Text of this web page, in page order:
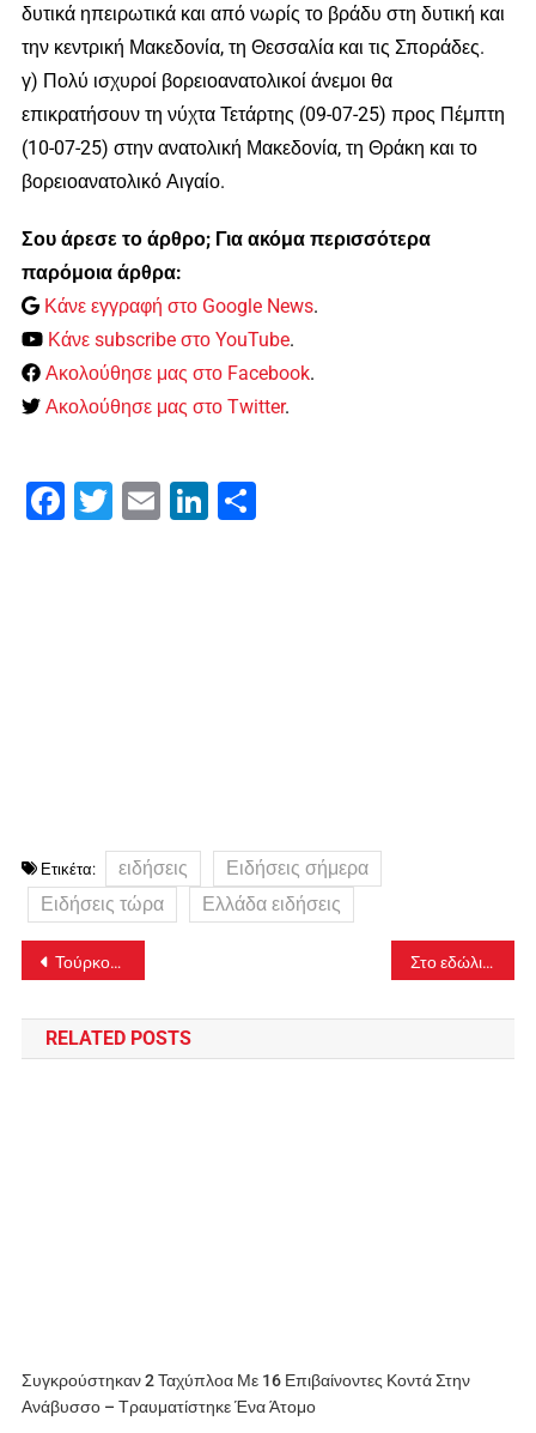
δυτικά ηπειρωτικά και από νωρίς το βράδυ στη δυτική και
την κεντρική Μακεδονία, τη Θεσσαλία και τις Σποράδες.
γ) Πολύ ισχυροί βορειοανατολικοί άνεμοι θα
επικρατήσουν τη νύχτα Τετάρτης (09-07-25) προς Πέμπτη
(10-07-25) στην ανατολική Μακεδονία, τη Θράκη και το
βορειοανατολικό Αιγαίο.
Σου άρεσε το άρθρο; Για ακόμα περισσότερα
παρόμοια άρθρα:
Κάνε εγγραφή στο Google News.
Κάνε subscribe στο YouTube.
Ακολούθησε μας στο Facebook.
Ακολούθησε μας στο Twitter.
Facebook
Twitter Email LinkedIn
Ετικέτα: ειδήσεις
Ειδήσεις σήμερα
Ειδήσεις τώρα
Ελλάδα ειδήσεις
Πλοήγηση
άρθρων
Τούρκος αυτοτραυματίστηκε στον λαιμό στον Άρειο Πάγο όταν άκουσε ότι θα εκδοθεί στη χώρα του Στο εδώλιο ΜΟΔ τέσσερις κατηγορούμενοι – Απορρίφθηκε η εισαγγελική πρόταση για ελαφρύτερες κατηγορίες
RELATED POSTS
Συγκρούστηκαν 2 Ταχύπλοα Με 16 Επιβαίνοντες Κοντά Στην
Ανάβυσσο – Τραυματίστηκε Ένα Άτομο